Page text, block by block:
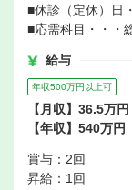
■休診（定休）日
■応需科目・・・
給与
年収500万円以上可
【月収】36.5万円
【年収】540万円
賞与：2回
昇給：1回